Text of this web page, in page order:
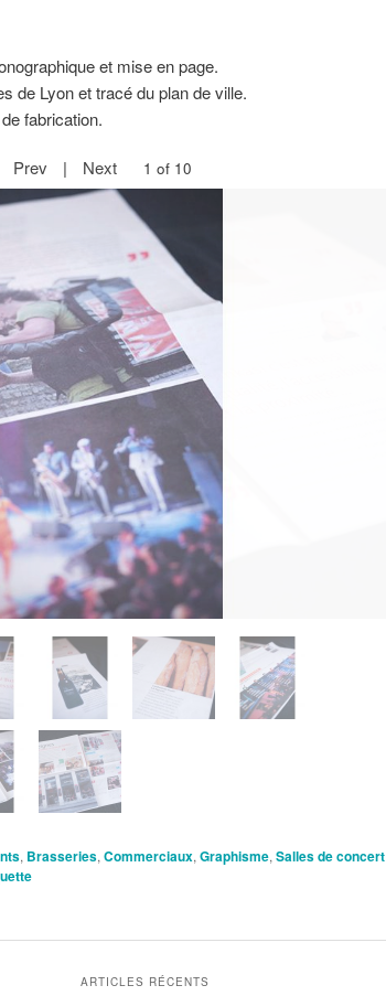
et mise en page.
de Lyon et tracé du plan de ville.
fabrication.
Prev | Next 2 of 10
, Brasseries, Commerciaux, Graphisme, Salles de concert
ARTICLES RÉCENTS